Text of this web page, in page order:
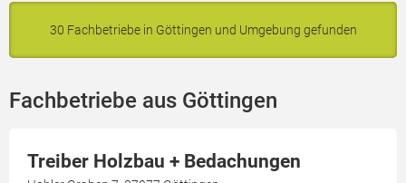
30 Fachbetriebe in Göttingen und Umgebung gefunden
Fachbetriebe aus Göttingen
Treiber Holzbau + Bedachungen